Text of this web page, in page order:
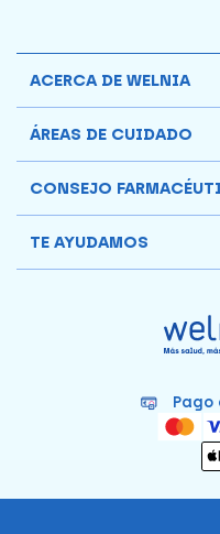
ACERCA DE WELNIA
ÁREAS DE CUIDADO
CONSEJO
TE AYUDAMOS